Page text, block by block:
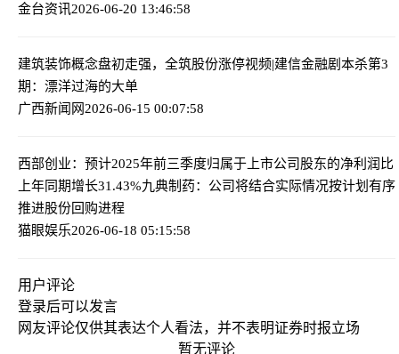
金台资讯2026-06-20 13:46:58
建筑装饰概念盘初走强，全筑股份涨停视频|建信金融剧本杀第3
期：漂洋过海的大单
广西新闻网2026-06-15 00:07:58
西部创业：预计2025年前三季度归属于上市公司股东的净利润比
上年同期增长31.43%九典制药：公司将结合实际情况按计划有序
推进股份回购进程
猫眼娱乐2026-06-18 05:15:58
用户评论
登录后可以发言
网友评论仅供其表达个人看法，并不表明证券时报立场
暂无评论